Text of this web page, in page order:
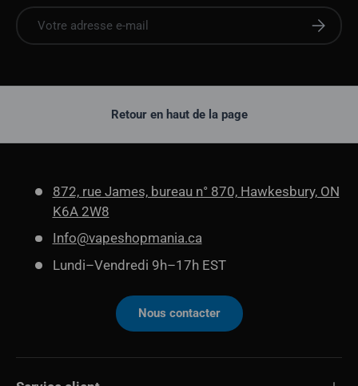
E-mail
Retour en haut de la page
872, rue James, bureau n° 870, Hawkesbury, ON
K6A 2W8
Info@vapeshopmania.ca
Lundi–Vendredi 9h–17h EST
Nous contacter